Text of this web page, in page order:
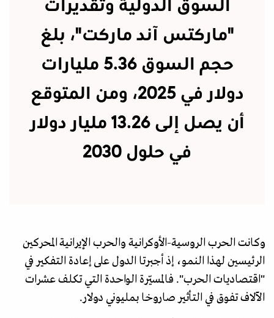
السوق الدولية وتقديرات
"ماركتس آند ماركت"، بلغ
حجم السوق 5.36 مليارات
دولار في 2025، ومن المتوقع
أن يصل إلى 13.26 مليار دولار
في حلول 2030
وكانت الحرب الروسية-الأوكرانية والحرب الإيرانية المحركين
الرئيسين لهذا النمو، إذ أجبرتا الدول على إعادة التفكير في
"اقتصاديات الحرب". فالمسيّرة الواحدة التي تكلف عشرات
الآلاف تفوق في التأثير صاروخا بمليوني دولار.